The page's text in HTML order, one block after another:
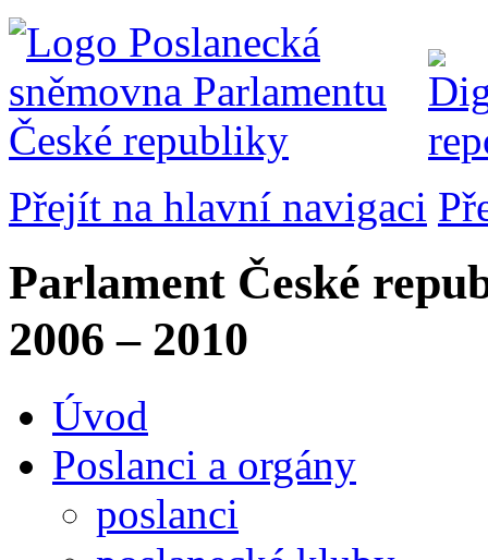
Přejít na hlavní navigaci
Parlament České
2006 – 2010
Úvod
Poslanci a orgány
poslanci